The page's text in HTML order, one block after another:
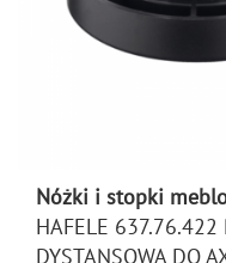
Nóżki i stopki
HAFELE 637.76.422
DYSTANSOWA DO